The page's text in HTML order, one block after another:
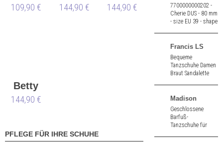
109,90 € 144,90 € 144,90 €
Betty
144,90 €
PFLEGE FÜR IHRE SCHUHE
7700000000202 -
Cherie DUS - 80 mm
- size EU 39 - shape
Francis LS
Bequeme
Tanzschuhe Damen
Braut Sandalette
weiß Satin. Mit
Ledersohle. 6,5 cm
hoher Absatz.
Madison
Geschlossene
Barfuß-
Tanzschuhe für